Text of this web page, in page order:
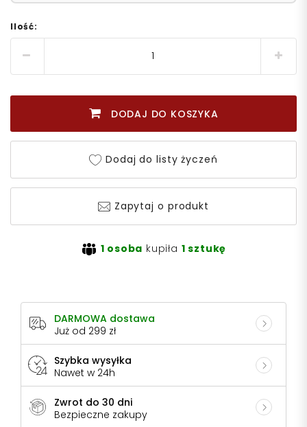
Ilość:
DODAJ DO KOSZYKA
Dodaj do listy życzeń
Zapytaj o produkt
1 osoba kupiła 1 sztukę
DARMOWA dostawa
Już od 299 zł
Szybka wysyłka
Nawet w 24h
Zwrot do 30 dni
Bezpieczne zakupy